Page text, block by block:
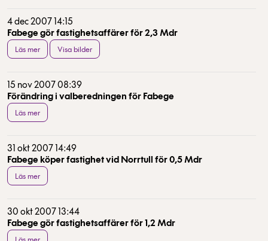
4 dec 2007 14:15
Fabege gör fastighetsaffärer för 2,3 Mdr
Läs mer Visa bilder
15 nov 2007 08:39
Förändring i valberedningen för Fabege
Läs mer
31 okt 2007 14:49
Fabege köper fastighet vid Norrtull för 0,5 Mdr
Läs mer
30 okt 2007 13:44
Fabege gör fastighetsaffärer för 1,2 Mdr